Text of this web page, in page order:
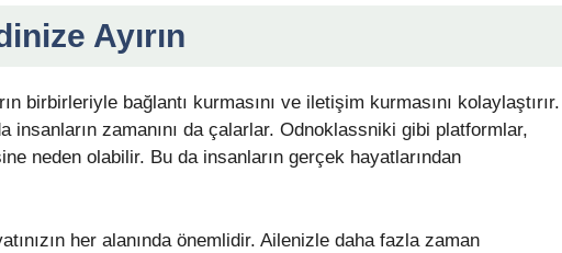
Ayırın
birbirleriyle bağlantı kurmasını ve iletişim kurmasını kolaylaştırır.
insanların zamanını da çalarlar. Odnoklassniki gibi platformlar,
neden olabilir. Bu da insanların gerçek hayatlarından
her alanında önemlidir. Ailenizle daha fazla zaman